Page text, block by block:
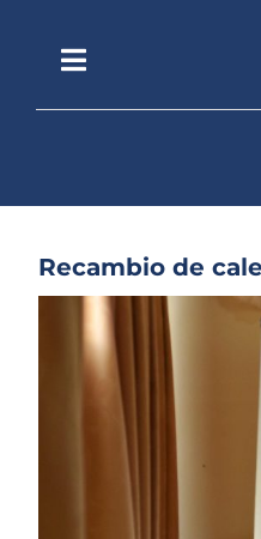
contenidoToggle
Navigation
Recambio de
imagen